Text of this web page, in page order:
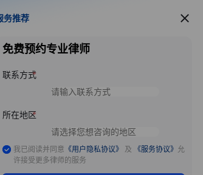
服务推荐
务推荐
免费预约专业律师
联系方式
所在地区
我已阅读并同意 《用户隐私协议》 及 《服务协议》 允
许接受更多律师的服务